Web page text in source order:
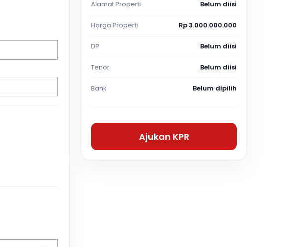
Alamat Properti Belum diisi
Harga Properti Rp 3.000.000.000
DP Belum diisi
Tenor Belum diisi
Bank Belum dipilih
Ajukan KPR